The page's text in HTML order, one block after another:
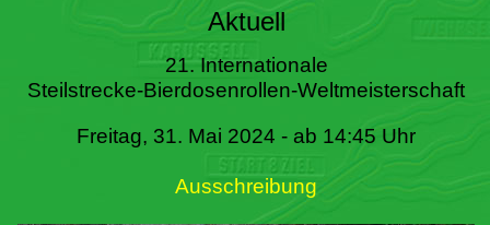
Literatur
Termine
Aktuell
21. Internationale
Steilstrecke-Bierdosenrollen-Weltmeisterschaft
Freitag, 31. Mai 2024 - ab 14:45 Uhr
Ausschreibung